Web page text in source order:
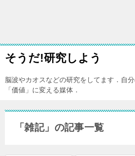
そうだ!研究しよう
脳波やカオスなどの研究をしてます．自
「価値」に変える媒体．
「雑記」の記事一覧